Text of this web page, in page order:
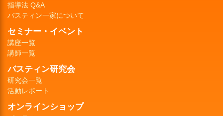
指導法 Q&A
バスティン一家について
セミナー・イベント
講座一覧
講師一覧
バスティン研究会
研究会一覧
活動レポート
オンラインショップ